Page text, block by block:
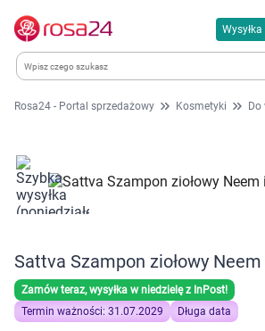
Wysyłka
Kategorie
Chemia gospodarcza
Dla zwierząt
Dom i ogród
Zdrowie
Rosa24 - Portal sprzedażowy Kosmetyki Do
Sattva Szampon ziołowy
Zamów teraz, wysyłka w niedzielę z InPost!
Termin ważności: 31.07.2029
Długa data